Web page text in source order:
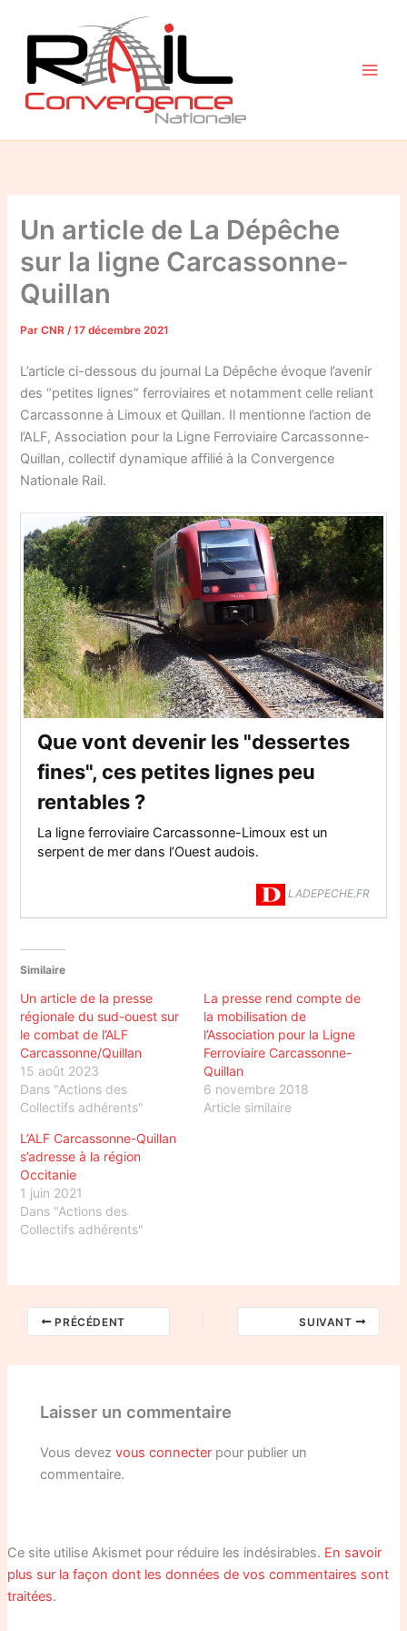
contenu
Un article de La Dépêche
sur la ligne Carcassonne-
Quillan
ParCNR/17 décembre 2021
L’article ci-dessous du journal La Dépêche évoque l’avenir
des “petites lignes” ferroviaires et notamment celle reliant
Carcassonne à Limoux et Quillan. Il mentionne l’action de
l’ALF, Association pour la Ligne Ferroviaire Carcassonne-
Quillan, collectif dynamique affilié à la Convergence
Nationale Rail.
Que vont devenir les "dessertes
fines", ces petites lignes peu
rentables ?
La ligne ferroviaire Carcassonne-Limoux est un
serpent de mer dans l’Ouest audois.
LADEPECHE.FR
Similaire
Un article de la presse
régionale du sud-ouest sur
le combat de l’ALF
Carcassonne/Quillan
15 août 2023
Dans "Actions des
Collectifs adhérents"
La presse rend compte de
la mobilisation de
l’Association pour la Ligne
Ferroviaire Carcassonne-
Quillan
6 novembre 2018
Article similaire
L’ALF Carcassonne-Quillan
s’adresse à la région
Occitanie
1 juin 2021
Dans "Actions des
Collectifs adhérents"
PRÉCÉDENT SUIVANT
Laisser un commentaire
Vous devezvous connecter pour publier un
commentaire.
Ce site utilise Akismet pour réduire les indésirables. En savoir
plus sur la façon dont les données de vos commentaires sont
traitées.